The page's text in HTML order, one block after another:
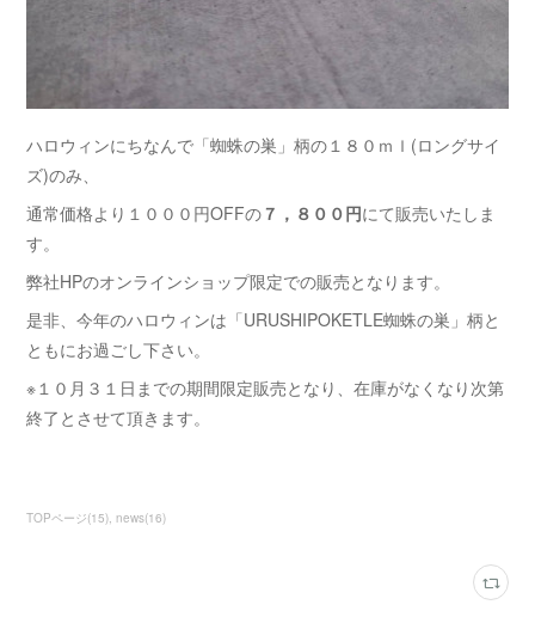
ハロウィンにちなんで「蜘蛛の巣」柄の１８０ｍｌ(ロングサイ
ズ)のみ、
通常価格より１０００円OFFの７，８００円にて販売いたしま
す。
弊社HPのオンラインショップ限定での販売となります。
是非、今年のハロウィンは「URUSHIPOKETLE蜘蛛の巣」柄と
ともにお過ごし下さい。
※１０月３１日までの期間限定販売となり、在庫がなくなり次第
終了とさせて頂きます。
TOPページ(15) news(16)